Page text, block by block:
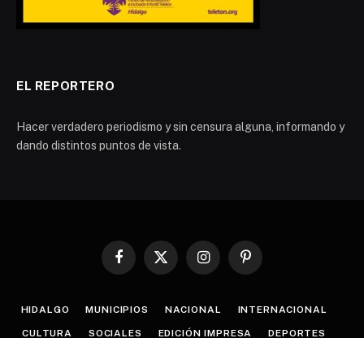
EL REPORTERO
Hacer verdadero periodismo y sin censura alguna, informando y
dando distintos puntos de vista.
Facebook
X
InstagramPinterest
HIDALGO MUNICIPIOS NACIONAL INTERNACIONAL
CULTURA SOCIALES EDICIÓN IMPRESA DEPORTES